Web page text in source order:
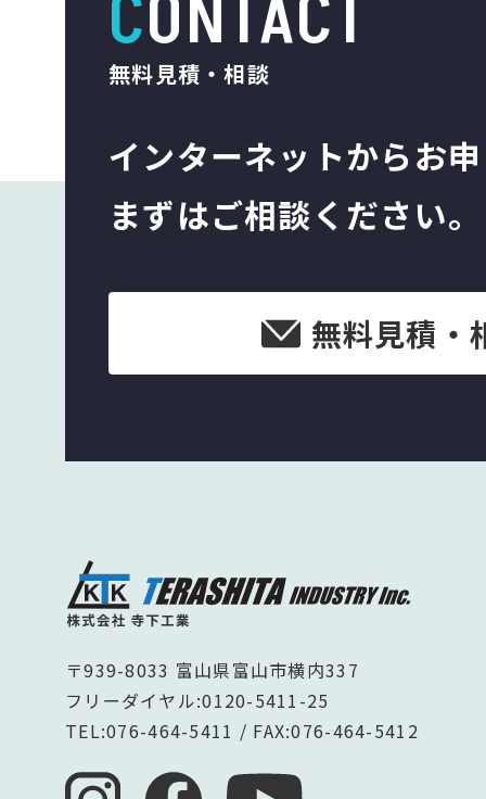
CONTACT
無料見積・相談
インターネットからお
まずはご相談ください。
無料見積・
〒939-8033 富山県富山市横内337
フリーダイヤル:0120-5411-25
TEL:076-464-5411 / FAX:076-464-5412